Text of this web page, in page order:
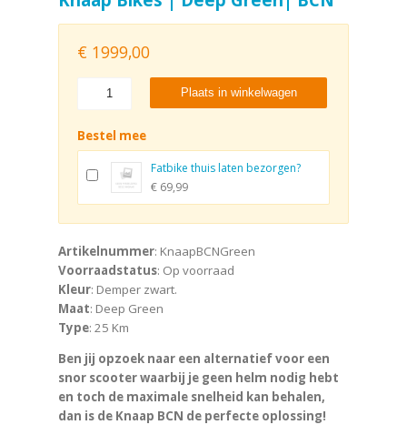
€ 1999,00
Plaats in winkelwagen
Bestel mee
Fatbike thuis laten bezorgen?
€ 69,99
Artikelnummer: KnaapBCNGreen
Voorraadstatus: Op voorraad
Kleur: Demper zwart.
Maat: Deep Green
Type: 25 Km
Ben jij opzoek naar een alternatief voor een
snor scooter waarbij je geen helm nodig hebt
en toch de maximale snelheid kan behalen,
dan is de Knaap BCN de perfecte oplossing!